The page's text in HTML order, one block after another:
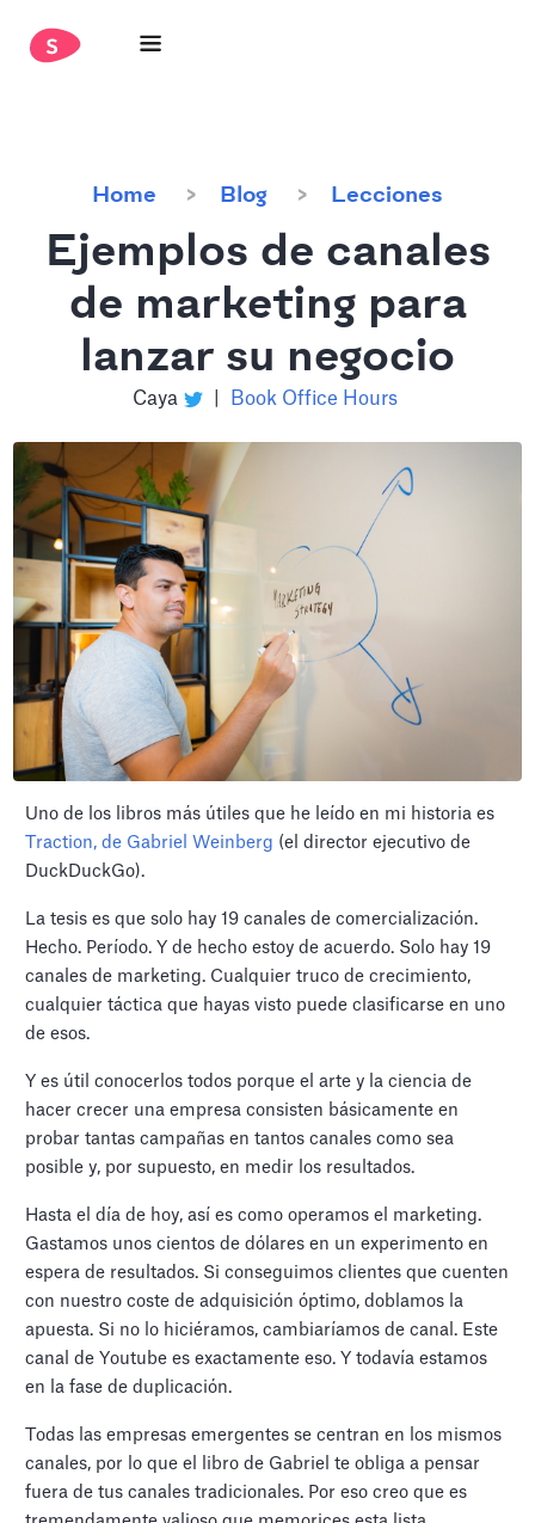
Home Blog Lecciones
Ejemplos de canales
de marketing para
lanzar su negocio
Caya Book Office Hours
Uno de los libros más útiles que he leído en mi historia es
Traction, de Gabriel Weinberg (el director ejecutivo de
DuckDuckGo).
La tesis es que solo hay 19 canales de comercialización.
Hecho. Período. Y de hecho estoy de acuerdo. Solo hay 19
canales de marketing. Cualquier truco de crecimiento,
cualquier táctica que hayas visto puede clasificarse en uno
de esos.
Y es útil conocerlos todos porque el arte y la ciencia de
hacer crecer una empresa consisten básicamente en
probar tantas campañas en tantos canales como sea
posible y, por supuesto, en medir los resultados.
Hasta el día de hoy, así es como operamos el marketing.
Gastamos unos cientos de dólares en un experimento en
espera de resultados. Si conseguimos clientes que cuenten
con nuestro coste de adquisición óptimo, doblamos la
apuesta. Si no lo hiciéramos, cambiaríamos de canal. Este
canal de Youtube es exactamente eso. Y todavía estamos
en la fase de duplicación.
Todas las empresas emergentes se centran en los mismos
canales, por lo que el libro de Gabriel te obliga a pensar
fuera de tus canales tradicionales. Por eso creo que es